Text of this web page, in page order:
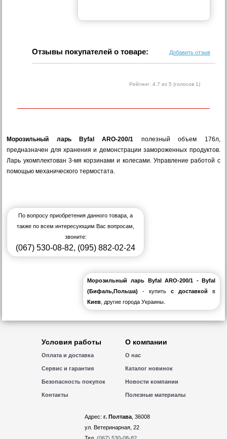
Отзывы покупателей о товаре: Добавить отзыв
Рейтинг: 4.7 из 5 (голосов 1)
Морозильный ларь Byfal ARO-200/1 полезный объем 176л,
предназначен для хранения и демонстрации замороженных продуктов.
Ларь укомплектован 3-мя корзинами и колесами. Управление работой с
помощью механического термостата.
По вопросу приобретения данного товара, а
также по всем интересующим Вас вопросам,
звоните:
(067) 530-08-82, (095) 882-02-24
Морозильный ларь Byfal ARO-200/1 - Byfal
(Бифаль,Польша)- купитьс доставкой
в
Киев , другие города Украины.
Условия работы
Оплата и доставка
Сервис и гарантия
Безопасность покупок
Контакты
О компании
О нас
Каталог новинок
Новости компании
Полезные материалы
Адрес: г. Полтава, 36008
ул. Ветеринарная, 22